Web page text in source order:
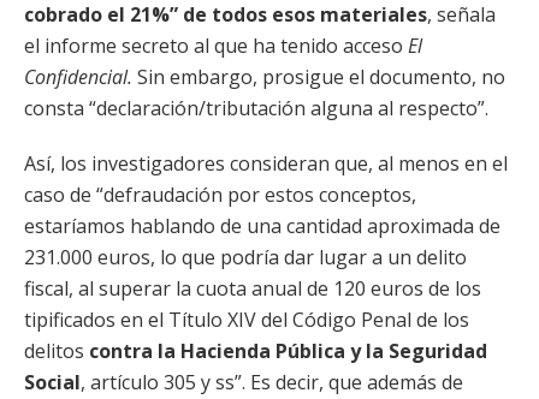
cobrado el 21%” de todos esos materiales, señala
el informe secreto al que ha tenido acceso El
Confidencial. Sin embargo, prosigue el documento, no
consta “declaración/tributación alguna al respecto”.
Así, los investigadores consideran que, al menos en el
caso de “defraudación por estos conceptos,
estaríamos hablando de una cantidad aproximada de
231.000 euros, lo que podría dar lugar a un delito
fiscal, al superar la cuota anual de 120 euros de los
tipificados en el Título XIV del Código Penal de los
delitos contra la Hacienda Pública y la Seguridad
Social, artículo 305 y ss”. Es decir, que además de